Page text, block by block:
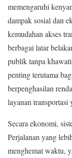
memengaruhi
dampak sosial dan
kemudahan akses
berbagai latar
publik tanpa
penting terutama
berpenghasilan
layanan transportasi
Secara ekonomi,
Perjalanan yang
menghemat waktu,